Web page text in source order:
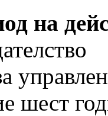
на
шест